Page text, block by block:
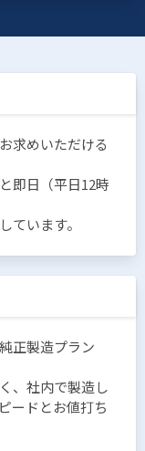
求めいただける
即日（平日12時
ています。
正製造プラン
、社内で製造し
ードとお値打ち